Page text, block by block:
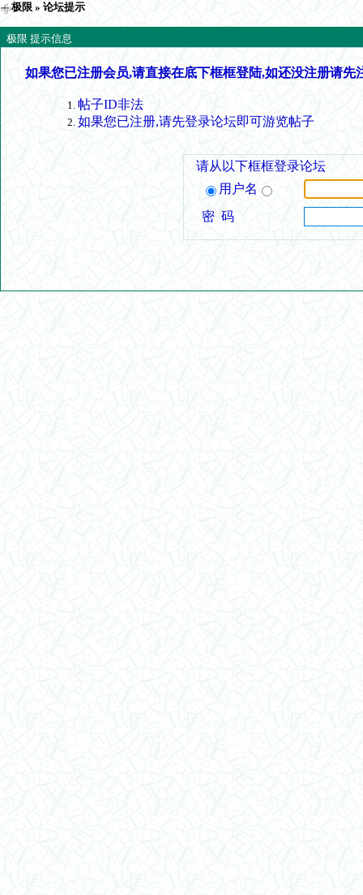
极限 » 论坛提示
极限 提示信息
如果您已注册会员,请直接在底下框框登陆,如还没注册请先
帖子ID非法
如果您已注册,请先登录论坛即可游览帖子
请从以下框框登录论坛
用户名
密 码